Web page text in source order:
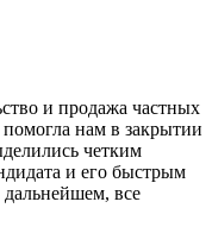
и продажа частных
помогла нам в закрытии
четким
и его быстрым
все